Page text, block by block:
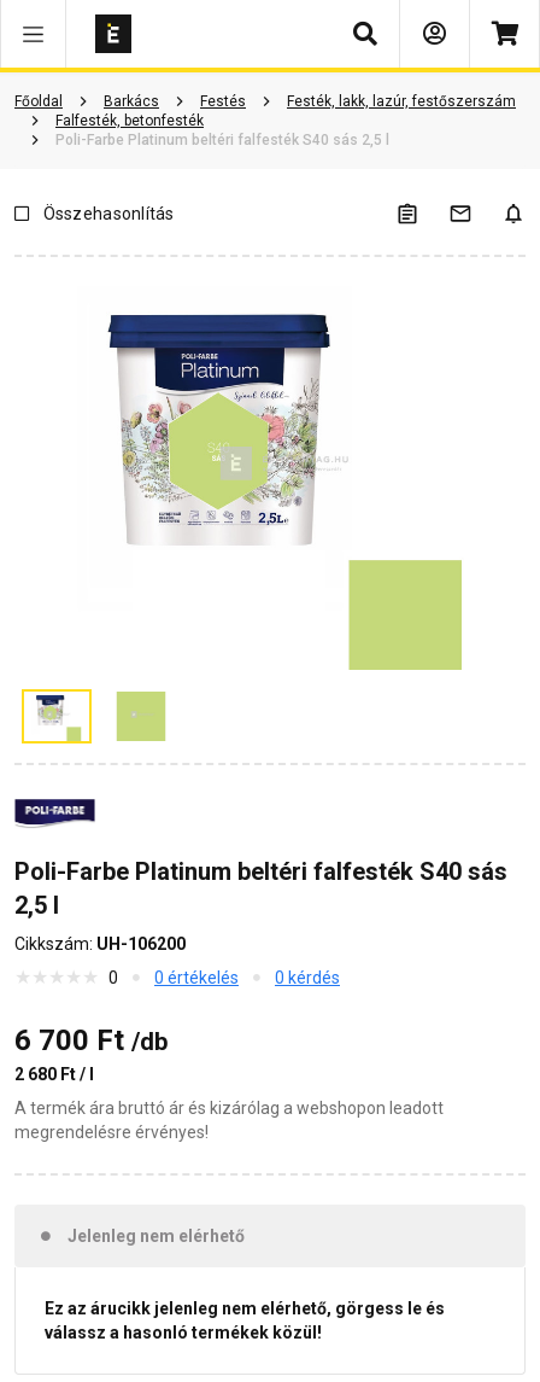
Keresés
Főoldal Barkács Festés
Festék, lakk, lazúr, festőszerszám
Falfesték, betonfesték
Poli-Farbe Platinum beltéri falfesték S40 sás 2,5 l
Termékinformáció Kérdések és válaszok
Összehasonlítás
Poli-Farbe Platinum beltéri falfesték S40 sás
2,5 l
Cikkszám: UH-106200
0
0 értékelés 0 kérdés
6 700 Ft /db
2 680 Ft / l
A termék ára bruttó ár és kizárólag a webshopon leadott
megrendelésre érvényes!
Jelenleg nem elérhető
Ez az árucikk jelenleg nem elérhető, görgess le és
válassz a hasonló termékek közül!